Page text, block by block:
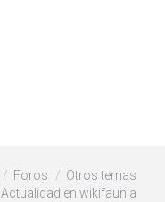
Foros
Otros temas
Actualidad en wikifaunia